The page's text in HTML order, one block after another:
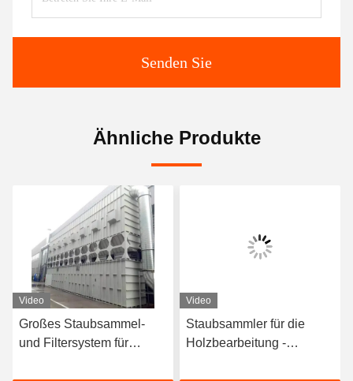
Senden Sie
Ähnliche Produkte
Video
Großes Staubsammel-
und Filtersystem für
Video
Staubsammler für die
Holzbearbeitung -